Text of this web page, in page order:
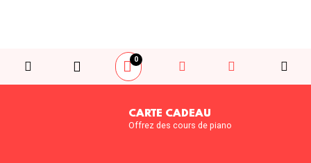
0
CARTE CADEAU
Offrez des cours de piano